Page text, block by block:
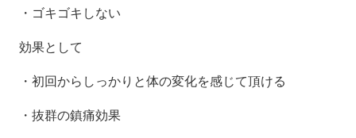
・ゴキゴキしない
効果として
・初回からしっかりと体の変化を感じて頂ける
・抜群の鎮痛効果